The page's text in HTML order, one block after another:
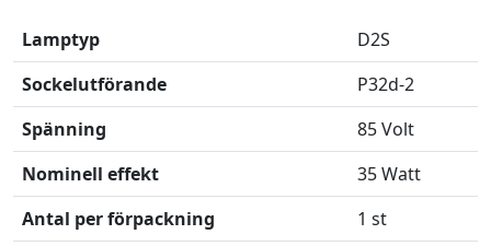
Lamptyp
D2S
Sockelutförande
P32d-2
Spänning
85 Volt
Nominell effekt
35 Watt
Antal per förpackning
1 st